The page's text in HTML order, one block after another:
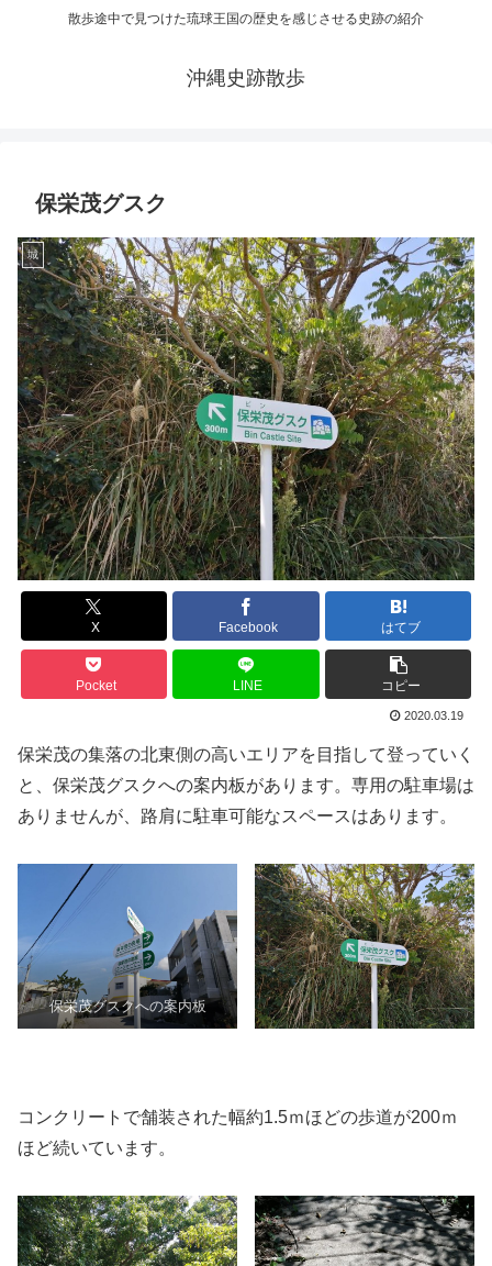
散歩途中で見つけた琉球王国の歴史を感じさせる史跡の紹介
沖縄史跡散歩
保栄茂グスク
城
X Facebook はてブ
Pocket LINE コピー
2020.03.19
保栄茂の集落の北東側の高いエリアを目指して登っていく
と、保栄茂グスクへの案内板があります。専用の駐車場は
ありませんが、路肩に駐車可能なスペースはあります。
保栄茂グスクへの案内板
コンクリートで舗装された幅約1.5ｍほどの歩道が200ｍ
ほど続いています。